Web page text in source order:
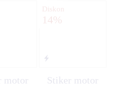
motor
Diskon
14%
Stiker motor